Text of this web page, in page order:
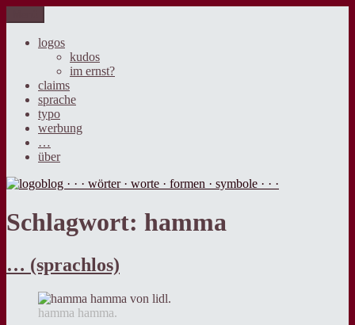
Inhalt
springen
logoblog · · · wörter · worte · formen · symbole · · ·
der blog über sprache, design und werbung.
logos
kudos
im ernst?
claims
sprache
typo
werbung
…
über
Schlagwort: hamma
… (sprachlos)
hamma hamma.